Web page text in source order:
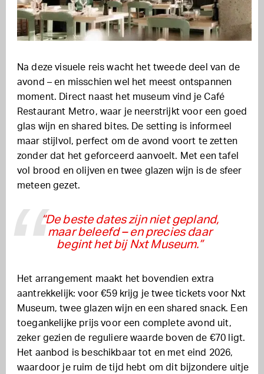
Na deze visuele reis wacht het tweede deel van de
avond – en misschien wel het meest ontspannen
moment. Direct naast het museum vind je Café
Restaurant Metro, waar je neerstrijkt voor een goed
glas wijn en shared bites. De setting is informeel
maar stijlvol, perfect om de avond voort te zetten
zonder dat het geforceerd aanvoelt. Met een tafel
vol brood en olijven en twee glazen wijn is de sfeer
meteen gezet.
“De beste dates zijn niet gepland,
maar beleefd – en precies daar
begint het bij Nxt Museum.”
Het arrangement maakt het bovendien extra
aantrekkelijk: voor €59 krijg je twee tickets voor Nxt
Museum, twee glazen wijn en een shared snack. Een
toegankelijke prijs voor een complete avond uit,
zeker gezien de reguliere waarde boven de €70 ligt.
Het aanbod is beschikbaar tot en met eind 2026,
waardoor je ruim de tijd hebt om dit bijzondere uitje